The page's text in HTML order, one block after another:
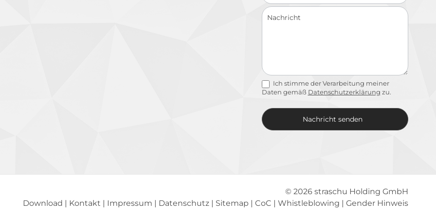
Ich stimme der Verarbeitung meiner
Daten gemäß Datenschutzerklärung zu.
Nachricht senden
© 2026 straschu Holding GmbH
Download | Kontakt | Impressum | Datenschutz | Sitemap | CoC | Whistleblowing | Gender Hinweis